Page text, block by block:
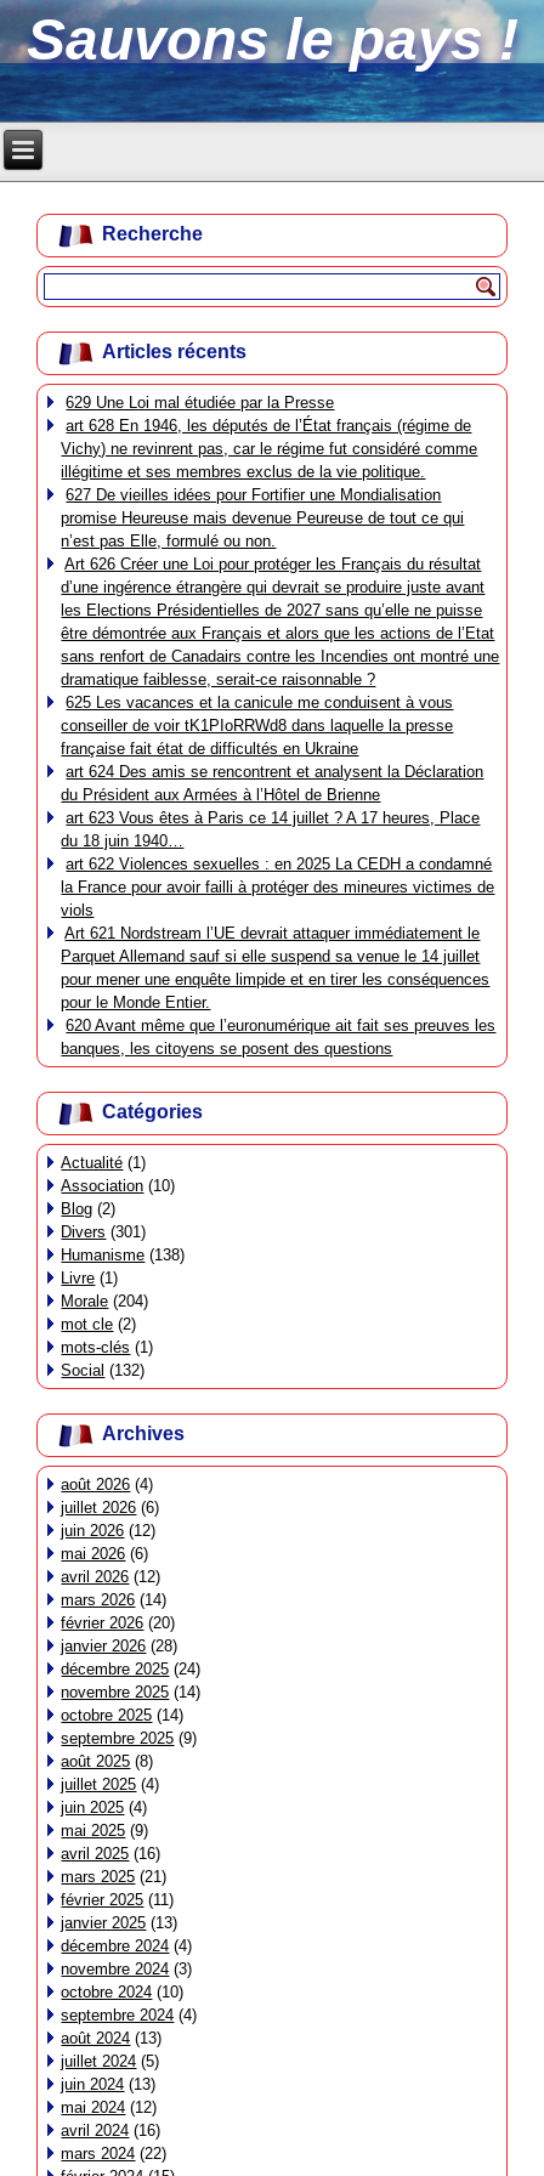
Sauvons le pays !
Recherche
Articles récents
629 Une Loi mal étudiée par la Presse
art 628 En 1946, les députés de l’État français (régime de
Vichy) ne revinrent pas, car le régime fut considéré comme
illégitime et ses membres exclus de la vie politique.
627 De vieilles idées pour Fortifier une Mondialisation
promise Heureuse mais devenue Peureuse de tout ce qui
n’est pas Elle, formulé ou non.
Art 626 Créer une Loi pour protéger les Français du résultat
d’une ingérence étrangère qui devrait se produire juste avant
les Elections Présidentielles de 2027 sans qu’elle ne puisse
être démontrée aux Français et alors que les actions de l’Etat
sans renfort de Canadairs contre les Incendies ont montré une
dramatique faiblesse, serait-ce raisonnable ?
625 Les vacances et la canicule me conduisent à vous
conseiller de voir tK1PIoRRWd8 dans laquelle la presse
française fait état de difficultés en Ukraine
art 624 Des amis se rencontrent et analysent la Déclaration
du Président aux Armées à l’Hôtel de Brienne
art 623 Vous êtes à Paris ce 14 juillet ? A 17 heures, Place
du 18 juin 1940…
art 622 Violences sexuelles : en 2025 La CEDH a condamné
la France pour avoir failli à protéger des mineures victimes de
viols
Art 621 Nordstream l’UE devrait attaquer immédiatement le
Parquet Allemand sauf si elle suspend sa venue le 14 juillet
pour mener une enquête limpide et en tirer les conséquences
pour le Monde Entier.
620 Avant même que l’euronumérique ait fait ses preuves les
banques, les citoyens se posent des questions
Catégories
Actualité (1)
Association (10)
Blog (2)
Divers (301)
Humanisme (138)
Livre (1)
Morale (204)
mot cle (2)
mots-clés (1)
Social (132)
Archives
août 2026 (4)
juillet 2026 (6)
juin 2026 (12)
mai 2026 (6)
avril 2026 (12)
mars 2026 (14)
février 2026 (20)
janvier 2026 (28)
décembre 2025 (24)
novembre 2025 (14)
octobre 2025 (14)
septembre 2025 (9)
août 2025 (8)
juillet 2025 (4)
juin 2025 (4)
mai 2025 (9)
avril 2025 (16)
mars 2025 (21)
février 2025 (11)
janvier 2025 (13)
décembre 2024 (4)
novembre 2024 (3)
octobre 2024 (10)
septembre 2024 (4)
août 2024 (13)
juillet 2024 (5)
juin 2024 (13)
mai 2024 (12)
avril 2024 (16)
mars 2024 (22)